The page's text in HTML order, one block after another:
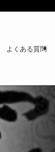
よくある質問